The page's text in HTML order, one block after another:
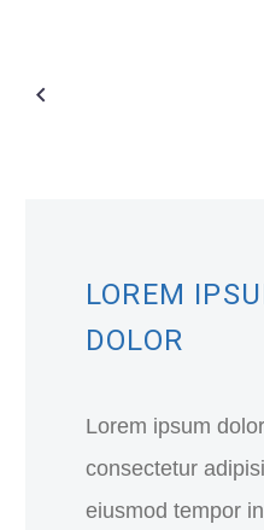
LOREM
DOLOR
Lorem ipsum
consectetur
eiusmod tempor